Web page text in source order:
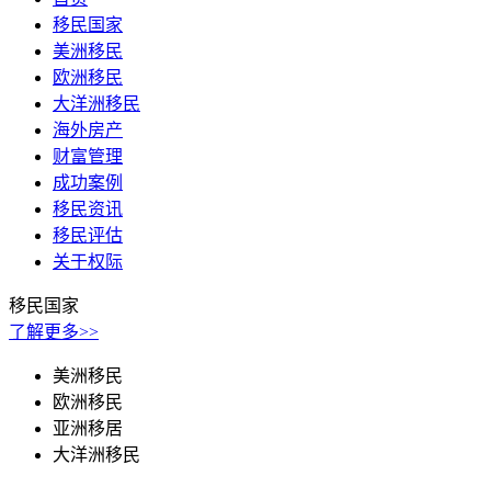
移民国家
美洲移民
欧洲移民
大洋洲移民
海外房产
财富管理
成功案例
移民资讯
移民评估
关于权际
移民国家
了解更多>>
美洲移民
欧洲移民
亚洲移居
大洋洲移民